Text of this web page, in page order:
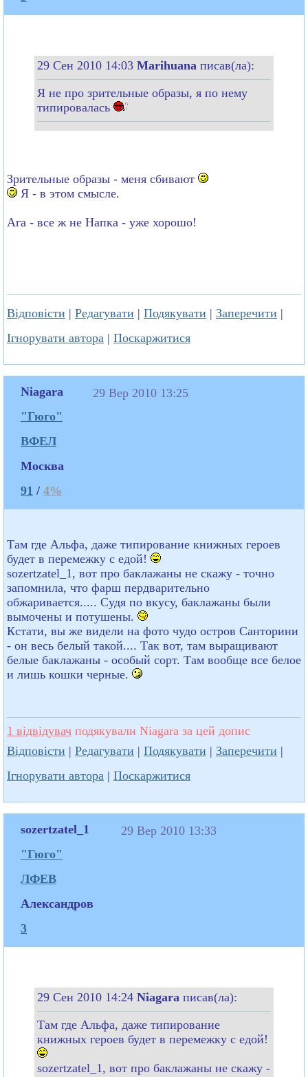
29 Сен 2010 14:03 Marihuana писав(ла):
Я не про зрительные образы, я по нему
типировалась
Зрительные образы - меня сбивают
Я - в этом смысле.
Ага - все ж не Напка - уже хорошо!
Відповісти | Редагувати | Подякувати | Заперечити |
Ігнорувати автора | Поскаржитися
Niagara
"Гюго"
ВФЕЛ
Москва
91 / 4%
29 Вер 2010 13:25
Там где Альфа, даже типирование книжных героев
будет в перемежку с едой!
sozertzatel_1, вот про баклажаны не скажу - точно
запомнила, что фарш пердварительно
обжаривается..... Судя по вкусу, баклажаны были
вымочены и потушены.
Кстати, вы же видели на фото чудо остров Санторини
- он весь белый такой.... Так вот, там выращивают
белые баклажаны - особый сорт. Там вообще все белое
и лишь кошки черные.
1 відвідувач подякували Niagara за цей допис
Відповісти | Редагувати | Подякувати | Заперечити |
Ігнорувати автора | Поскаржитися
sozertzatel_1
"Гюго"
ЛФЕВ
Александров
3
29 Вер 2010 13:33
29 Сен 2010 14:24 Niagara писав(ла):
Там где Альфа, даже типирование
книжных героев будет в перемежку с едой!
sozertzatel_1, вот про баклажаны не скажу -